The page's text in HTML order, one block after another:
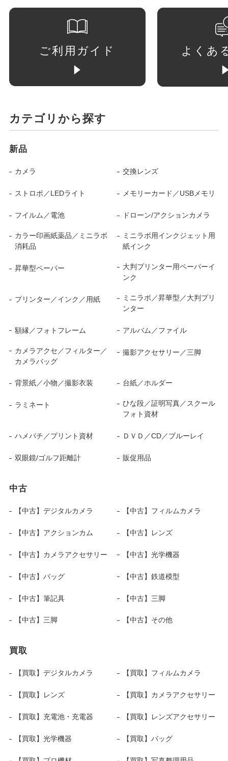
ご利用ガイド よくあ
カテゴリから探す
新品
カメラ 交換レンズ
ストロボ／LEDライト メモリーカード／USBメモリ
フイルム／電池 ドローン/アクションカメラ
カラー印画紙薬品／ミニラボ
消耗品
ミニラボ用インクジェット用
紙インク
昇華型ペーパー
大判プリンター用ペーパーイ
ンク
プリンター／インク／用紙
ミニラボ／昇華型／大判プリ
ンター
額縁／フォトフレーム アルバム／ファイル
カメラアクセ／フィルター／
カメラバッグ
撮影アクセサリー／三脚
背景紙／小物／撮影衣装 台紙／ホルダー
ラミネート
ひな段／証明写真／スクール
フォト資材
ハメパチ／プリント資材 ＤＶＤ／CD／ブルーレイ
双眼鏡/ゴルフ距離計 販促用品
中古
【中古】デジタルカメラ 【中古】フィルムカメラ
【中古】アクションカム 【中古】レンズ
【中古】カメラアクセサリー 【中古】光学機器
【中古】バッグ 【中古】鉄道模型
【中古】筆記具 【中古】三脚
【中古】三脚 【中古】その他
買取
【買取】デジタルカメラ 【買取】フィルムカメラ
【買取】レンズ 【買取】カメラアクセサリー
【買取】充電池・充電器 【買取】レンズアクセサリー
【買取】光学機器 【買取】バッグ